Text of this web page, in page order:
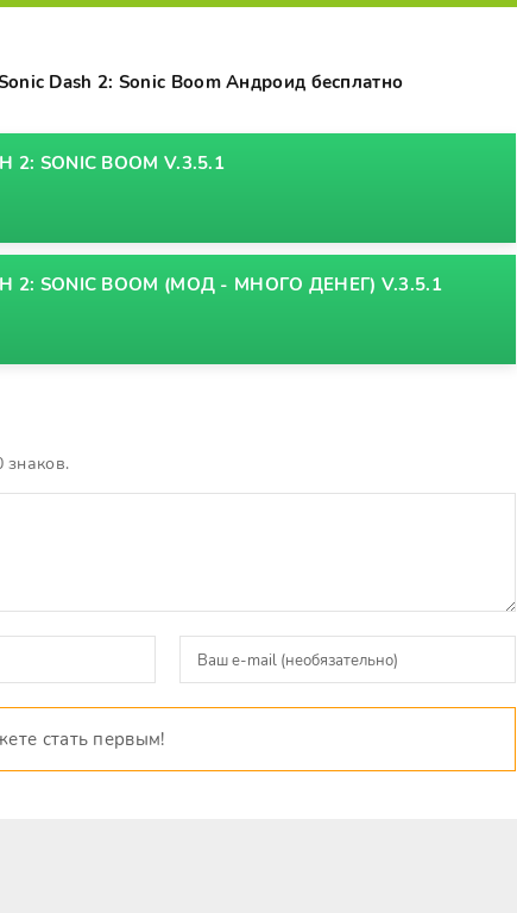
Dash 2: Sonic Boom Андроид бесплатно
2: SONIC BOOM V.3.5.1
2: SONIC BOOM (МОД - МНОГО ДЕНЕГ) V.3.5.1
стать первым!